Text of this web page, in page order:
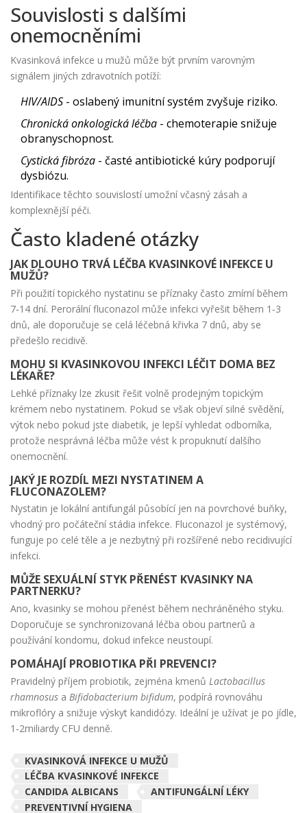
Souvislosti s dalšími
onemocněními
Kvasinková infekce u mužů může být prvním varovným
signálem jiných zdravotních potíží:
HIV/AIDS - oslabený imunitní systém zvyšuje riziko.
Chronická onkologická léčba - chemoterapie snižuje
obranyschopnost.
Cystická fibróza - časté antibiotické kúry podporují
dysbiózu.
Identifikace těchto souvislostí umožní včasný zásah a
komplexnější péči.
Často kladené otázky
JAK DLOUHO TRVÁ LÉČBA KVASINKOVÉ INFEKCE U
MUŽŮ?
Při použití topického nystatinu se příznaky často zmírní během
7‑14 dní. Perorální fluconazol může infekci vyřešit během 1‑3
dnů, ale doporučuje se celá léčebná křivka 7 dnů, aby se
předešlo recidivě.
MOHU SI KVASINKOVOU INFEKCI LÉČIT DOMA BEZ
LÉKAŘE?
Lehké příznaky lze zkusit řešit volně prodejným topickým
krémem nebo nystatinem. Pokud se však objeví silné svědění,
výtok nebo pokud jste diabetik, je lepší vyhledat odborníka,
protože nesprávná léčba může vést k propuknutí dalšího
onemocnění.
JAKÝ JE ROZDÍL MEZI NYSTATINEM A
FLUCONAZOLEM?
Nystatin je lokální antifungál působící jen na povrchové buňky,
vhodný pro počáteční stádia infekce. Fluconazol je systémový,
funguje po celé těle a je nezbytný při rozšířené nebo recidivující
infekci.
MŮŽE SEXUÁLNÍ STYK PŘENÉST KVASINKY NA
PARTNERKU?
Ano, kvasinky se mohou přenést během nechráněného styku.
Doporučuje se synchronizovaná léčba obou partnerů a
používání kondomu, dokud infekce neustoupí.
POMÁHAJÍ PROBIOTIKA PŘI PREVENCI?
Pravidelný příjem probiotik, zejména kmenů Lactobacillus
rhamnosus a Bifidobacterium bifidum, podpírá rovnováhu
mikroflóry a snižuje výskyt kandidózy. Ideální je užívat je po jídle,
1‑2miliardy CFU denně.
KVASINKOVÁ INFEKCE U MUŽŮ
LÉČBA KVASINKOVÉ INFEKCE
CANDIDA ALBICANS
ANTIFUNGÁLNÍ LÉKY
PREVENTIVNÍ HYGIENA